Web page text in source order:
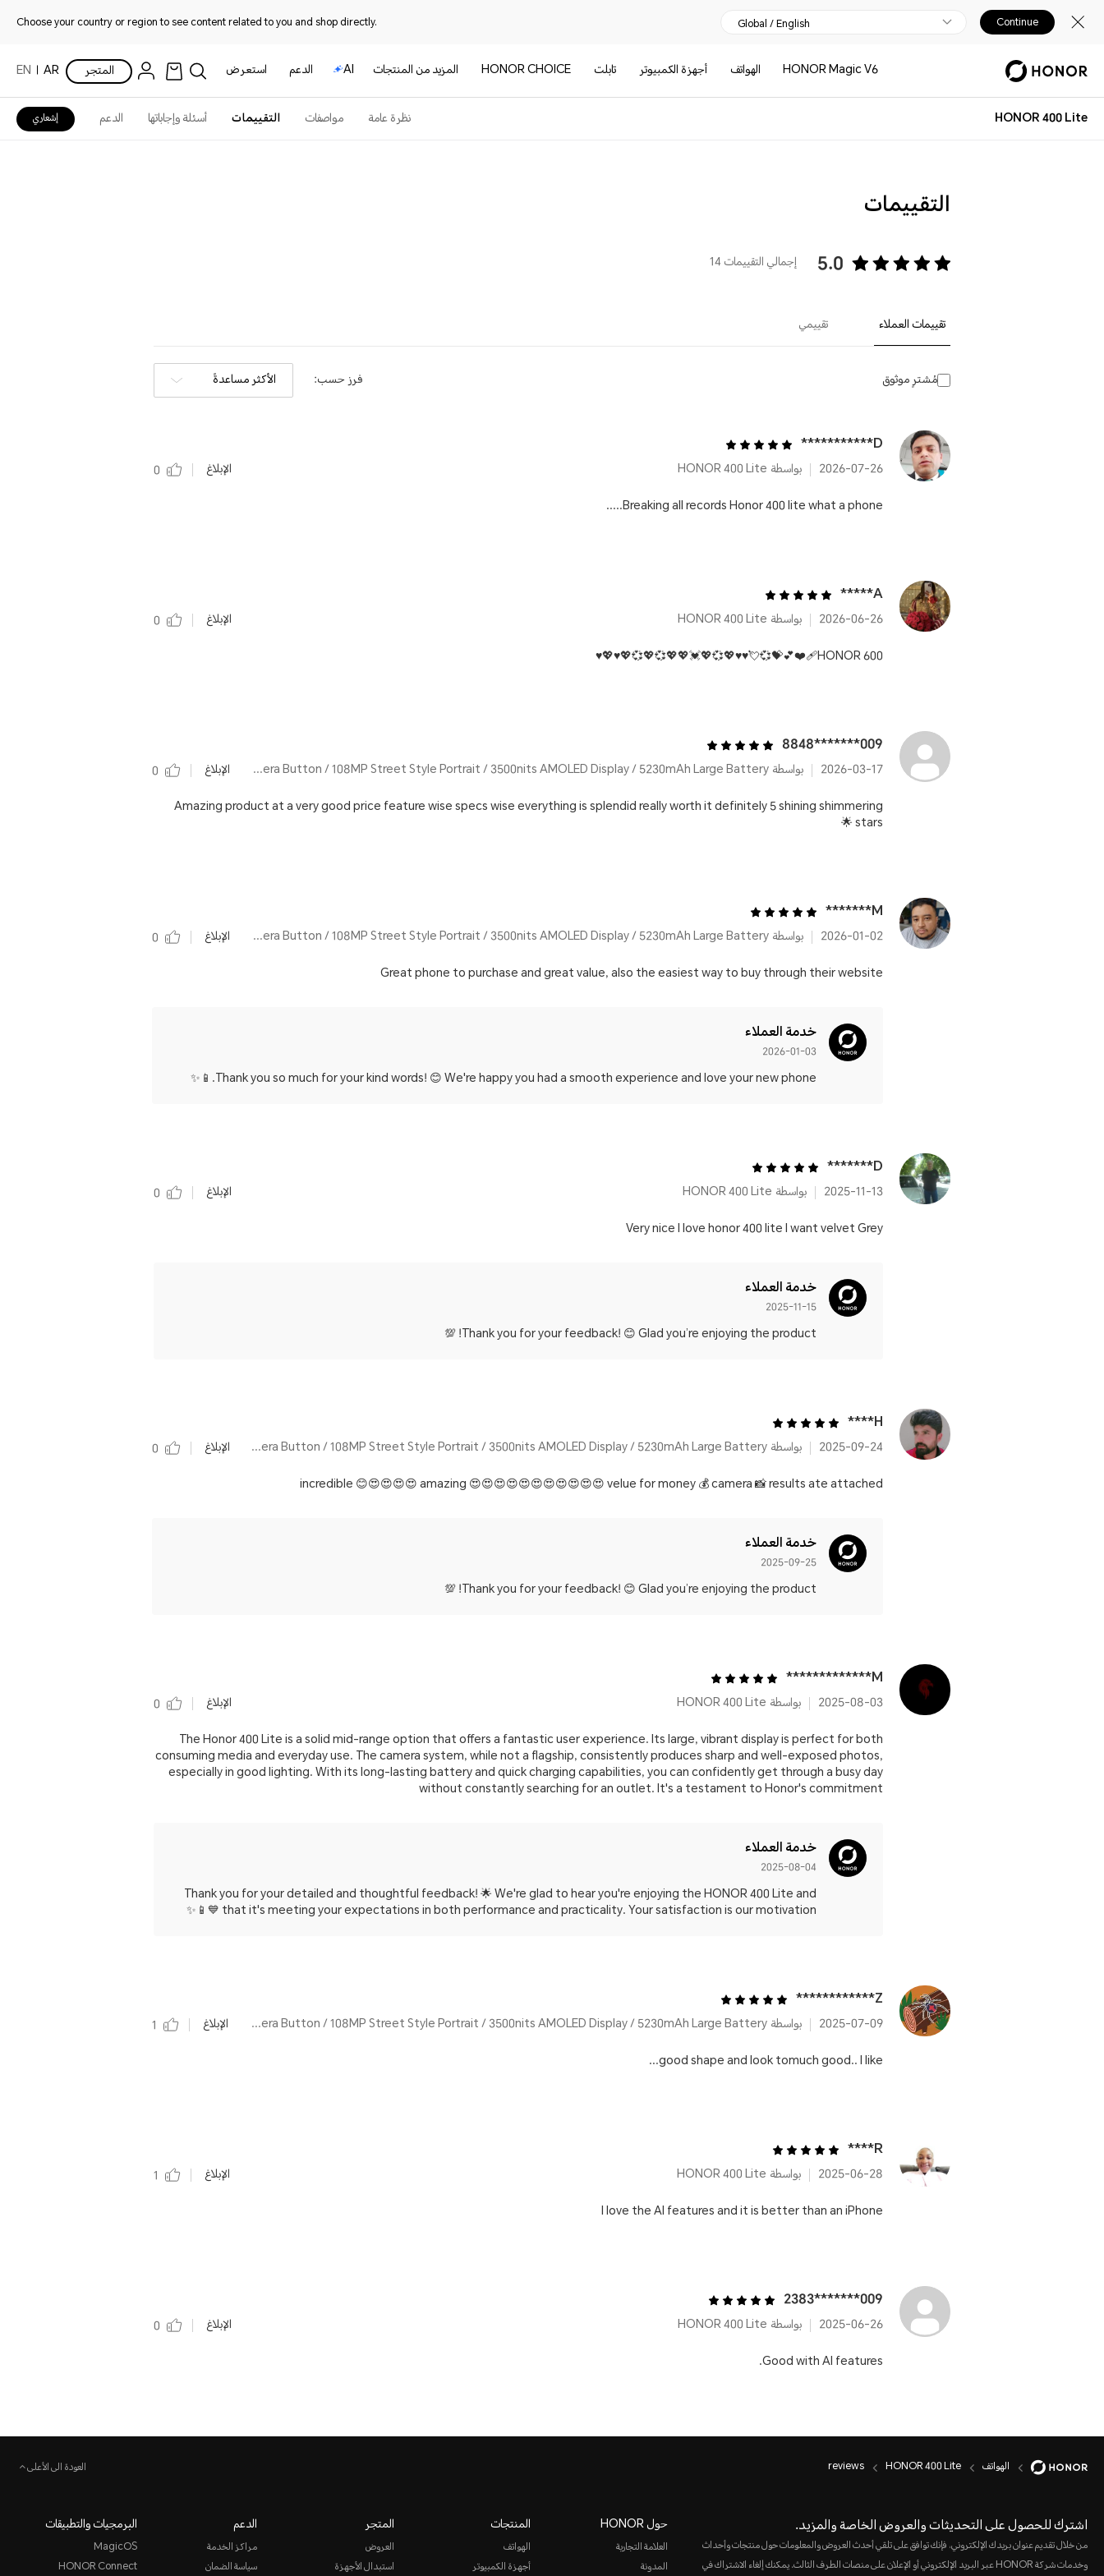
Choose your country or region to see content related to you and shop directly. Global / English Continue
HONOR Magic V6 الهواتف أجهزة الكمبيوتر تابلت HONOR CHOICE المزيد من المنتجات AI الدعم استعرض المتجر AR
EN
HONOR 400 Lite نظرة عامة مواصفات التقييمات أسئلة وإجاباتها الدعم إشعاري
التقييمات
5.0 إجمالي التقييمات 14
تقييمات العملاء تقييمي
مُشترٍ موثوق فرز حسب: الأكثر مساعدةً
D***********
2026-07-26 بواسطة HONOR 400 Lite الإبلاغ
0
Breaking all records Honor 400 lite what a phone.....
A*****
2026-06-26 بواسطة HONOR 400 Lite الإبلاغ
0
HONOR 600❤️‍🩹💕💝💞💘♥️♥️💖💞💖💓💖💖💞💖💞💖♥️💖♥️
009*******8848
2026-03-17 بواسطة Bundle-HONOR 400 Lite Velvet Black / AI Camera Button / 108MP Street Style Portrait / 3500nits AMOLED Display / 5230mAh Large Battery الإبلاغ
0
Amazing product at a very good price feature wise specs wise everything is splendid really worth it definitely 5 shining shimmering
stars 🌟
M*******
2026-01-02 بواسطة HONOR 400 Lite Velvet Grey / AI Camera Button / 108MP Street Style Portrait / 3500nits AMOLED Display / 5230mAh Large Battery الإبلاغ
0
Great phone to purchase and great value, also the easiest way to buy through their website
خدمة العملاء
2026-01-03
Thank you so much for your kind words! 😊 We're happy you had a smooth experience and love your new phone.📱✨
D*******
2025-11-13 بواسطة HONOR 400 Lite الإبلاغ
0
Very nice l love honor 400 lite I want velvet Grey
خدمة العملاء
2025-11-15
Thank you for your feedback! 😊 Glad you’re enjoying the product! 💯
H****
2025-09-24 بواسطة HONOR 400 Lite Velvet Grey / AI Camera Button / 108MP Street Style Portrait / 3500nits AMOLED Display / 5230mAh Large Battery الإبلاغ
0
incredible 😊😍😍😍😍 amazing 😍😍😍😍😍😍😍😍😍😍😍 velue for money 💰 camera 📸 results ate attached
خدمة العملاء
2025-09-25
Thank you for your feedback! 😊 Glad you’re enjoying the product! 💯
M*************
2025-08-03 بواسطة HONOR 400 Lite الإبلاغ
0
The Honor 400 Lite is a solid mid-range option that offers a fantastic user experience. Its large, vibrant display is perfect for both
consuming media and everyday use. The camera system, while not a flagship, consistently produces sharp and well-exposed photos,
especially in good lighting. With its long-lasting battery and quick charging capabilities, you can confidently get through a busy day
without constantly searching for an outlet. It's a testament to Honor's commitment
خدمة العملاء
2025-08-04
Thank you for your detailed and thoughtful feedback! 🌟 We're glad to hear you're enjoying the HONOR 400 Lite and
that it's meeting your expectations in both performance and practicality. Your satisfaction is our motivation 💙📱✨
Z************
2025-07-09 بواسطة HONOR 400 Lite Velvet Grey / AI Camera Button / 108MP Street Style Portrait / 3500nits AMOLED Display / 5230mAh Large Battery الإبلاغ
1
good shape and look tomuch good.. I like...
R****
2025-06-28 بواسطة HONOR 400 Lite الإبلاغ
1
I love the AI features and it is better than an iPhone
009*******2383
2025-06-26 بواسطة HONOR 400 Lite الإبلاغ
0
Good with AI features.
الهواتف HONOR 400 Lite
reviews العودة الى الأعلى
اشترك للحصول على التحديثات والعروض الخاصة والمزيد.
من خلال تقديم عنوان بريدك الإلكتروني، فإنك توافق على تلقي أحدث العروض والمعلومات حول منتجات وأحداث
وخدمات شركة HONOR عبر البريد الإلكتروني أو الإعلان على منصات الطرف الثالث. يمكنك إلغاء الاشتراك في
حول HONOR
العلامة التجارية
المدونة
المنتجات
الهواتف
أجهزة الكمبيوتر
المتجر
العروض
استبدال الأجهزة
الدعم
مراكز الخدمة
سياسة الضمان
البرمجيات والتطبيقات
MagicOS
HONOR Connect